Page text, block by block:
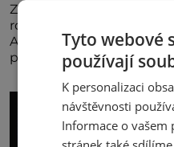
Za jejího tvůrce je
roce 1943 u letiště
Američany, kteří kvůli
Tyto webové
používají
K personalizaci
návštěvnosti
Informace o vašem